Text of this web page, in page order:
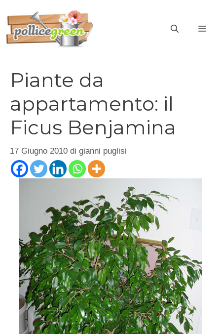
contenuto
Piante da
appartamento: il
Ficus Benjamina
17 Giugno 2010 di gianni puglisi